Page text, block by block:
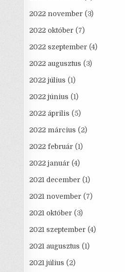
2022 november (3)
2022 október (7)
2022 szeptember (4)
2022 augusztus (3)
2022 július (1)
2022 június (1)
2022 április (5)
2022 március (2)
2022 február (1)
2022 január (4)
2021 december (1)
2021 november (7)
2021 október (3)
2021 szeptember (4)
2021 augusztus (1)
2021 július (2)